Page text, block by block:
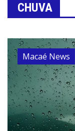
CHUVA
Macaé News